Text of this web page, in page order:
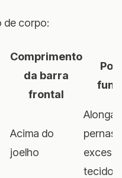
de corpo:
Comprimento
da barra
frontal
Por
Acima do
joelho
Alonga
pernas,
tecido